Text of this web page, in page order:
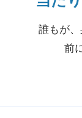
誰もが、
前